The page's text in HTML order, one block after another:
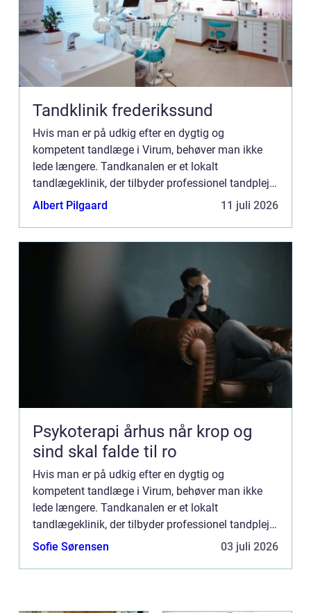
Tandklinik frederikssund
Hvis man er på udkig efter en dygtig og
kompetent tandlæge i Virum, behøver man ikke
lede længere. Tandkanalen er et lokalt
tandlægeklinik, der tilbyder professionel tandpleje
og omsorg til alle i Virum og omegn. Kvalif...
Albert Pilgaard 11 juli 2026
Psykoterapi århus når krop og
sind skal falde til ro
Hvis man er på udkig efter en dygtig og
kompetent tandlæge i Virum, behøver man ikke
lede længere. Tandkanalen er et lokalt
tandlægeklinik, der tilbyder professionel tandpleje
og omsorg til alle i Virum og omegn. Kvalif...
Sofie Sørensen 03 juli 2026